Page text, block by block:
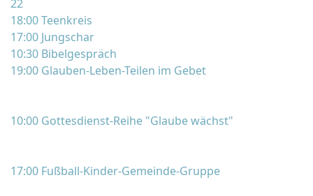
22
18:00 Teenkreis
17:00 Jungschar
10:30 Bibelgespräch
19:00 Glauben-Leben-Teilen im Gebet
10:00 Gottesdienst-Reihe "Glaube wächst"
17:00 Fußball-Kinder-Gemeinde-Gruppe